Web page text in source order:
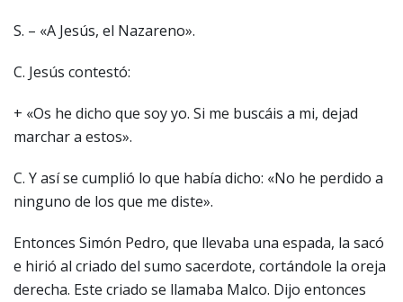
S. – «A Jesús, el Nazareno».
C. Jesús contestó:
+ «Os he dicho que soy yo. Si me buscáis a mi, dejad
marchar a estos».
C. Y así se cumplió lo que había dicho: «No he perdido a
ninguno de los que me diste».
Entonces Simón Pedro, que llevaba una espada, la sacó
e hirió al criado del sumo sacerdote, cortándole la oreja
derecha. Este criado se llamaba Malco. Dijo entonces